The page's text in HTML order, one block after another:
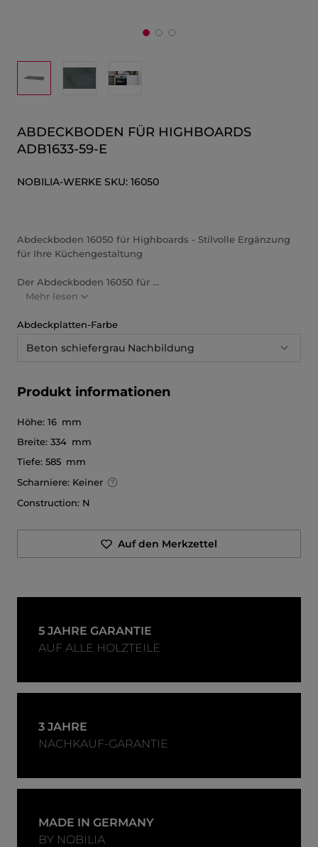
ABDECKBODEN FÜR HIGHBOARDS
ADB1633-59-E
NOBILIA-WERKE SKU: 16050
Abdeckboden 16050 für Highboards - Stilvolle Ergänzung
für Ihre Küchengestaltung
Der Abdeckboden 16050 für ...
Mehr lesen
Abdeckplatten-Farbe
Beton schiefergrau Nachbildung
Produkt informationen
Höhe: 16 mm
Breite: 334 mm
Tiefe: 585 mm
Scharniere: Keiner
Construction: N
Auf den Merkzettel
5 JAHRE GARANTIE
AUF ALLE HOLZTEILE
3 JAHRE
NACHKAUF-GARANTIE
MADE IN GERMANY
BY NOBILIA